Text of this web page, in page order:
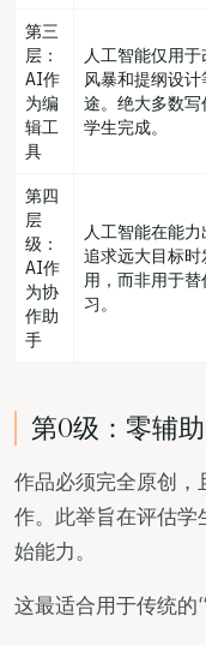
第三
层：
AI作
为编
辑工
具
人工智能仅用
风暴和提纲设计
途。绝大多数写
学生完成。
第四
层
级：
AI作
为协
作助
手
人工智能在能
追求远大目标
用，而非用于
习。
第0级：零辅助
作品必须完全原创，
作。此举旨在评估
始能力。
这最适合用于传统的